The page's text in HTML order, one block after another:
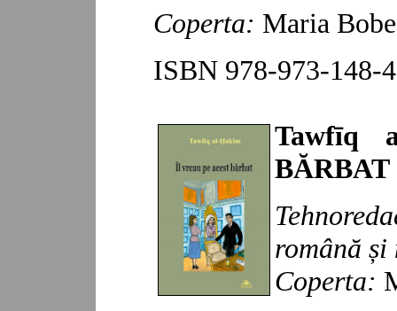
Coperta: Maria
ISBN 978-973-148-4
Tawfīq
BĂRBAT
română și
Coperta: